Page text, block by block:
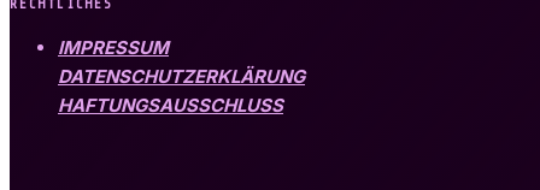
RECHTLICHES
IMPRESSUM
DATENSCHUTZERKLÄRUNG
HAFTUNGSAUSSCHLUSS